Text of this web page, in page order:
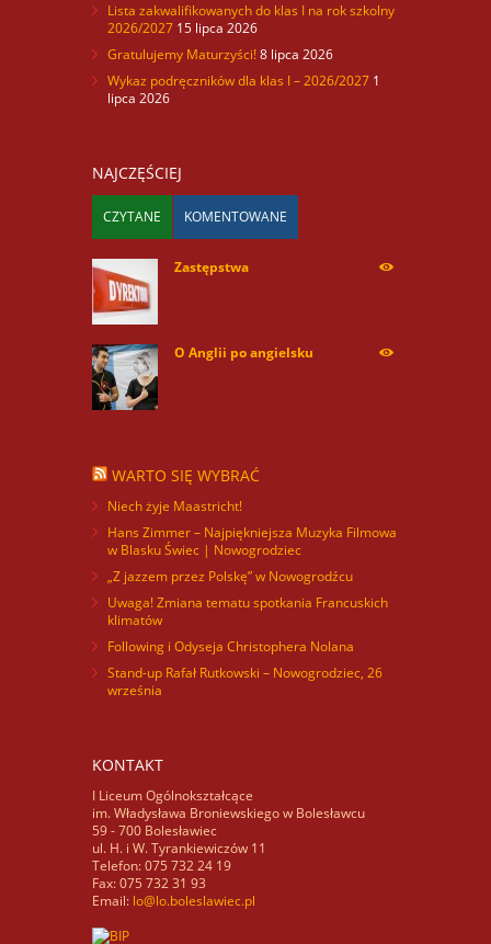
Lista zakwalifikowanych do klas I na rok szkolny
2026/2027 15 lipca 2026
Gratulujemy Maturzyści!8 lipca 2026
Wykaz podręczników dla klas I – 2026/2027 1
lipca 2026
NAJCZĘŚCIEJ
CZYTANE KOMENTOWANE
Zastępstwa
O Anglii po angielsku
WARTO SIĘ WYBRAĆ
Niech żyje Maastricht!
Hans Zimmer – Najpiękniejsza Muzyka Filmowa
w Blasku Świec | Nowogrodziec
„Z jazzem przez Polskę” w Nowogrodźcu
Uwaga! Zmiana tematu spotkania Francuskich
klimatów
Following i Odyseja Christophera Nolana
Stand-up Rafał Rutkowski – Nowogrodziec, 26
września
KONTAKT
I Liceum Ogólnokształcące
im. Władysława Broniewskiego w Bolesławcu
59 - 700 Bolesławiec
ul. H. i W. Tyrankiewiczów 11
Telefon: 075 732 24 19
Fax: 075 732 31 93
Email: lo@lo.boleslawiec.pl